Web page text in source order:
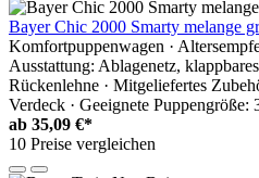
Bayer Chic 2000 Smarty melange
Komfortpuppenwagen ·
Ausstattung: Ablagenetz,
Rückenlehne · Mitgeliefertes
Verdeck · Geeignete Puppengröße:
ab 35,09 €*
10 Preise vergleichen